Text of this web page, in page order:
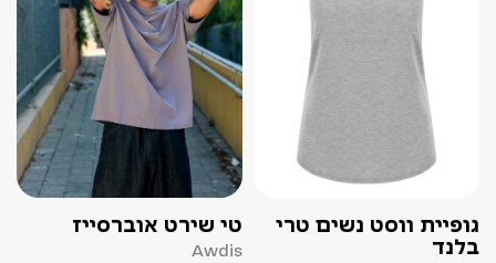
גופיית ווסט נשים טרי
בלנד
טי שירט אוברסייז
Awdis